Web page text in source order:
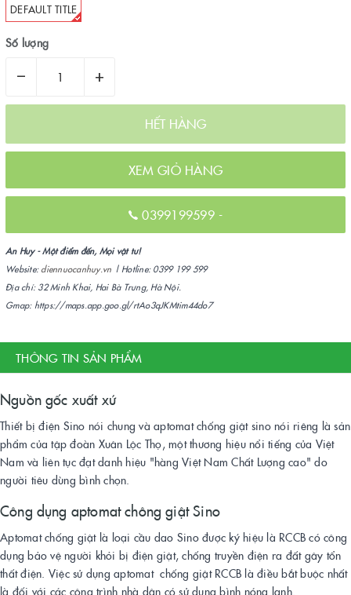
DEFAULT TITLE
Số lượng
– +
HẾT HÀNG
XEM GIỎ HÀNG
0399199599 -
An Huy - Một điểm đến, Mọi vật tư!
Website: diennuocanhuy.vn | Hotline: 0399 199 599
Địa chỉ: 32 Minh Khai, Hai Bà Trưng, Hà Nội.
Gmap: https://maps.app.goo.gl/rtAo3qJKMtim44do7
THÔNG TIN SẢN PHẨM
Nguồn gốc xuất xứ
Thiết bị điện Sino nói chung và aptomat chống giật sino nói riêng là sản
phẩm của tập đoàn Xuân Lộc Thọ, một thương hiệu nổi tiếng của Việt
Nam và liên tục đạt danh hiệu "hàng Việt Nam Chất Lượng cao" do
người tiêu dùng bình chọn.
Công dụng aptomat chông giật Sino
Aptomat chống giật là loại cầu dao Sino được ký hiệu là RCCB có công
dụng bảo vệ người khỏi bị điện giật, chống truyền điện ra đất gây tổn
thất điện. Việc sử dụng aptomat chống giật RCCB là điều bắt buộc nhất
là đối với các công trình nhà dân có sử dụng bình nóng lạnh.